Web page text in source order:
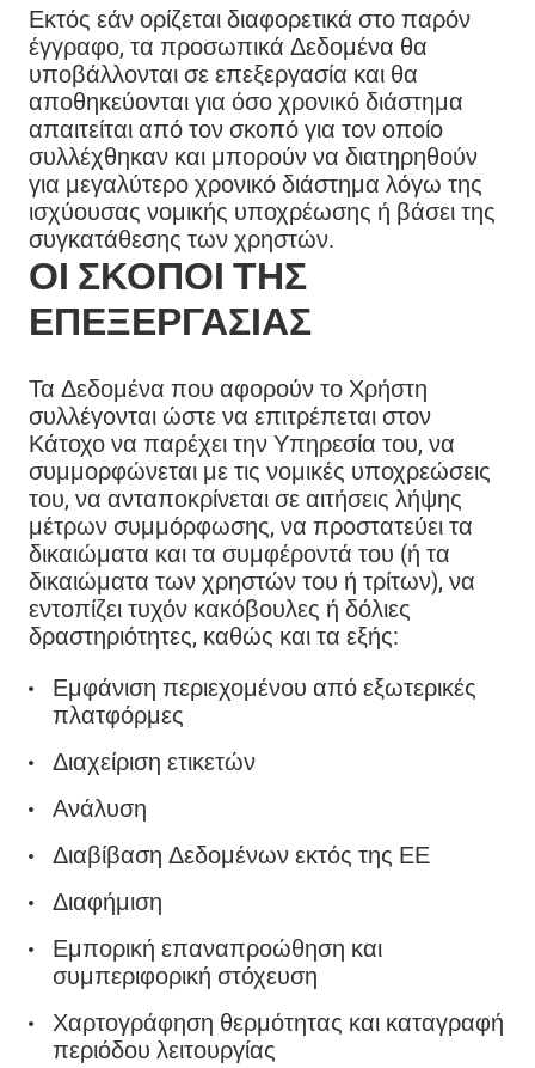
Εκτός εάν ορίζεται διαφορετικά στο παρόν
έγγραφο, τα προσωπικά Δεδομένα θα
υποβάλλονται σε επεξεργασία και θα
αποθηκεύονται για όσο χρονικό διάστημα
απαιτείται από τον σκοπό για τον οποίο
συλλέχθηκαν και μπορούν να διατηρηθούν
για μεγαλύτερο χρονικό διάστημα λόγω της
ισχύουσας νομικής υποχρέωσης ή βάσει της
συγκατάθεσης των χρηστών.
ΟΙ ΣΚΟΠΟΊ ΤΗΣ
ΕΠΕΞΕΡΓΑΣΊΑΣ
Τα Δεδομένα που αφορούν το Χρήστη
συλλέγονται ώστε να επιτρέπεται στον
Κάτοχο να παρέχει την Υπηρεσία του, να
συμμορφώνεται με τις νομικές υποχρεώσεις
του, να ανταποκρίνεται σε αιτήσεις λήψης
μέτρων συμμόρφωσης, να προστατεύει τα
δικαιώματα και τα συμφέροντά του (ή τα
δικαιώματα των χρηστών του ή τρίτων), να
εντοπίζει τυχόν κακόβουλες ή δόλιες
δραστηριότητες, καθώς και τα εξής:
Εμφάνιση περιεχομένου από εξωτερικές
πλατφόρμες
Διαχείριση ετικετών
Ανάλυση
Διαβίβαση Δεδομένων εκτός της ΕΕ
Διαφήμιση
Εμπορική επαναπροώθηση και
συμπεριφορική στόχευση
Χαρτογράφηση θερμότητας και καταγραφή
περιόδου λειτουργίας